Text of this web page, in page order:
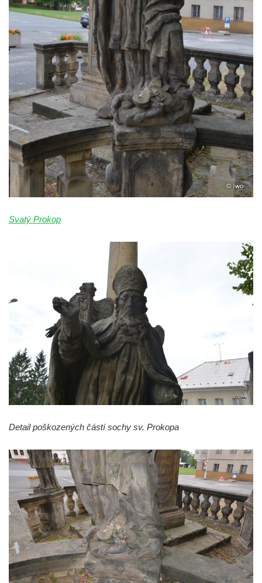
Sloup Panny Marie v Bochově
Sloup Panny Marie ve Stráži pod Ralskem
Sloup Panny Marie v Doksech
Sloup se sochami sv. Jana Nepomuckého,
sv. Karla Boromejského a sv. Alžběty
Durynské v Mostě
Sloup se sochami sv. Jana Nepomuckého,
sv. Vojtěcha a sv. Václava v Mostě
Sloup Nejsvětější Trojice v Dubé
Sloup Nejsvětější Trojice v Dubé-Novém
Berštejně
Seeberg
Socha sv. Václava u kostela Nanebevzetí
Socha svaté Afry u kostela Nanebevzetí
Panny Marie v Žatci
Socha sv. Maří Magdaleny u kostela
Nanebevzetí Panny Marie v Žatci
Socha sv. Petra u kostela Nanebevzetí
Panny Marie v Žatci
Socha sv. Jana Nepomuckého u kostela
Nanebevzetí Panny Marie v Žatci
Socha sv. Norberta u kostela Nanebevzetí
Panny Marie v Žatci
Socha Panny Marie u kostela Nanebevzetí
Panny Marie v Žatci
Socha sv. Judy Tadeáše u kostela
Nanebevzetí Panny Marie v Žatci
Socha svatého Františka z Assisi u kostela
Nanebevzetí Panny Marie v Žatci
Svatý Prokop
Detail poškozených částí sochy sv. Prokopa